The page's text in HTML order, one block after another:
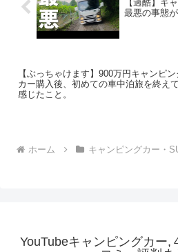
【過酷】キ
最悪の事態
【ぶっちゃけます】900万円キャンピン
カー購入後、初めての車中泊旅を終えて
感じたこと。
ホーム キャンピングカー・
YouTubeキャンピングカー,